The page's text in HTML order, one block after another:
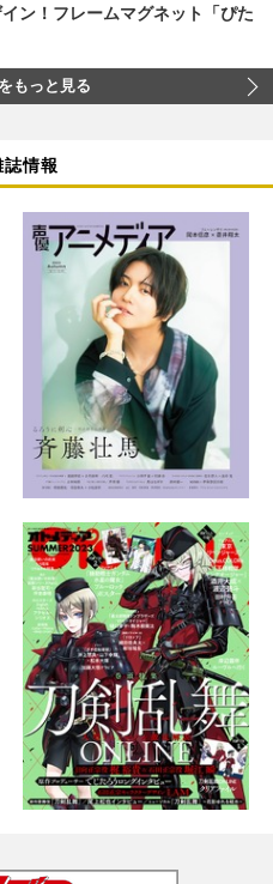
ン！フレームマグネット「ぴた
もっと見る
誌情報